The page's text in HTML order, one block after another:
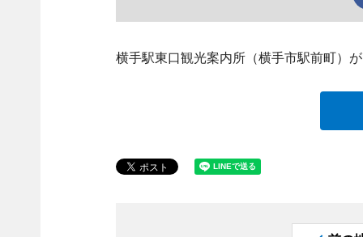
横手駅東口観光案内所（横手市駅前町）